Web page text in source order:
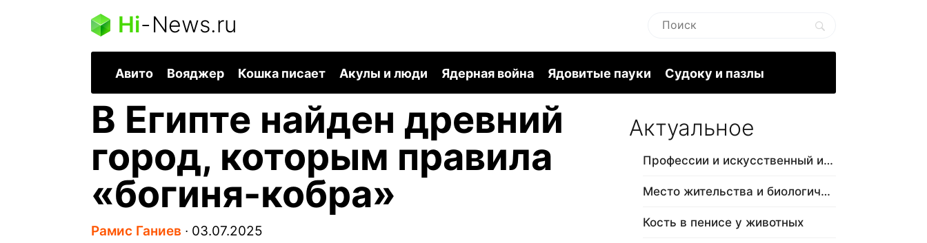
Hi-News.ru
Авито Вояджер Кошка писает Акулы и люди Ядерная война Ядовитые пауки Судоку и пазлы
В Египте найден древний
город, которым правила
«богиня-кобра»
Рамис Ганиев ∙ 03.07.2025
Актуальное
Профессии и искусственный интеллект
Место жительства и биологический в…
Кость в пенисе у животных